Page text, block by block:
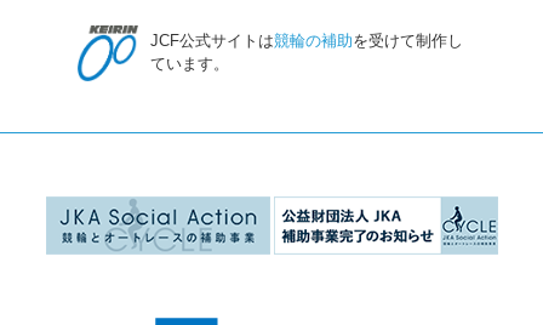
JCF公式サイトは競輪の補助を受けて制作し
ています。